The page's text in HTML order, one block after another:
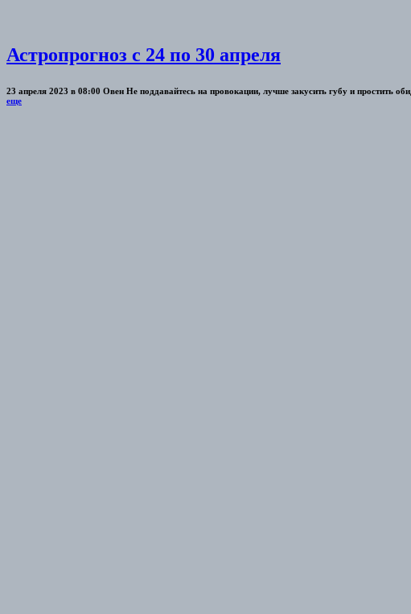
Астропрогноз с 24 по 30 апреля
23 апреля 2023 в 08:00 Овен Не поддавайтесь на провокации, лучше закусить губу и простить
еще